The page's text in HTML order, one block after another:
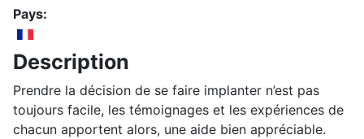
Pays:
Description
Prendre la décision de se faire implanter n’est pas
toujours facile, les témoignages et les expériences de
chacun apportent alors, une aide bien appréciable.